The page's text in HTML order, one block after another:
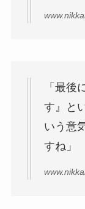
「最後
す』と
いう意
すね」